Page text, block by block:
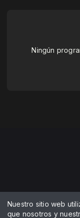
Ningún
La
Nuestro sitio web
que nosotros y